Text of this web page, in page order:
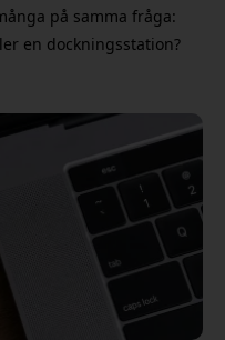
på samma fråga:
en dockningsstation?
lika. Båda ger fler
när man börjar fu